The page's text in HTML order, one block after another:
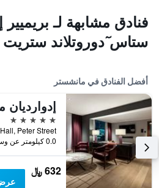
فنادق مشابهة لـ
ستاس ٓدوروتلاند ستريت
أفضل الفنادق في مانشستر
5 نجوم
0.0 كيلومتر عن وسط المدينة
632 ﷼